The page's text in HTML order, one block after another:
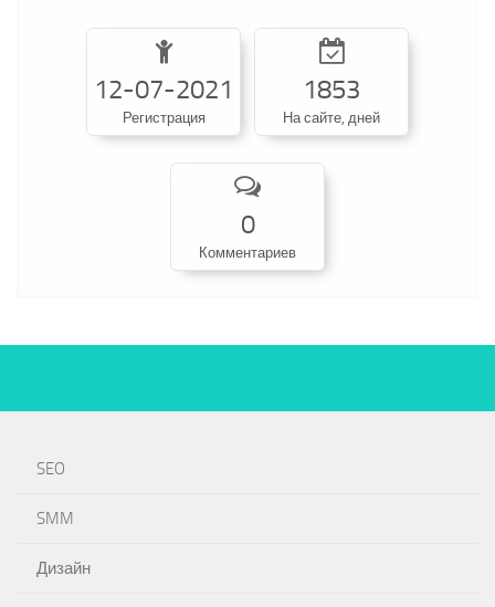
12-07-2021
Регистрация
1853
На сайте, дней
0
Комментариев
SEO
SMM
Дизайн